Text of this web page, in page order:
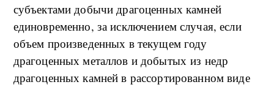
субъектами добычи драгоценных камней
единовременно, за исключением случая, если
объем произведенных в текущем году
драгоценных металлов и добытых из недр
драгоценных камней в рассортированном виде